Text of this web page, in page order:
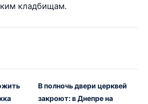
кладбищам.
В полночь двери церквей
закроют: в Днепре на